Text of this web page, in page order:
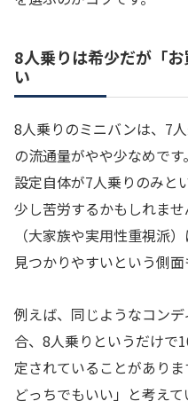
8人乗りは希少だが「
い
8人乗りのミニバンは、7
の流通量がやや少なめです
設定自体が7人乗りのみと
少し苦労するかもしれま
（大家族や実用性重視派
見つかりやすいという側面
例えば、同じようなコン
合、8人乗りというだけで
定されていることがあり
どっちでもいい」と考え